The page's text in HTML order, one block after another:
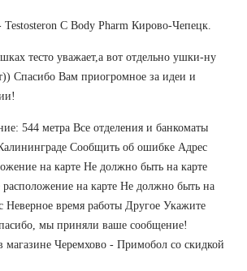
Testosteron C Body Pharm Кирово-Чепецк.
тесто уважает,а вот отдельно ушки-ну
Спасибо Вам приогромное за идеи и
544 метра Все отделения и банкоматы
Сообщить об ошибке Адрес
на карте Не должно быть на карте
на карте Не должно быть на
Неверное время работы Другое Укажите
мы приняли ваше сообщение!
Черемхово - Примобол со скидкой